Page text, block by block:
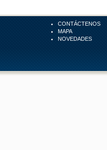
CONTÁCTENOS
MAPA
NOVEDADES